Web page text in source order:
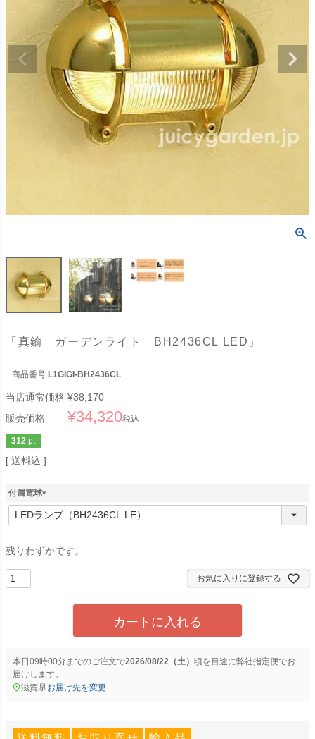
「真鍮 ガーデンライト BH2436CL LED」
商品番号 L1GIGI-BH2436CL
当店通常価格 ¥38,170
販売価格
¥34,320税込
312 pt
送料込
付属電球
(
必
)
残りわずかです。
お気に入りに登録する
カートに入れる
本日09時00分までのご注文で2026/08/22（土） に弊社指定便でお
届けします。
滋賀県 お届け先を変更